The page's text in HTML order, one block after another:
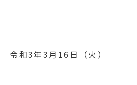
和3年3月16日（火）